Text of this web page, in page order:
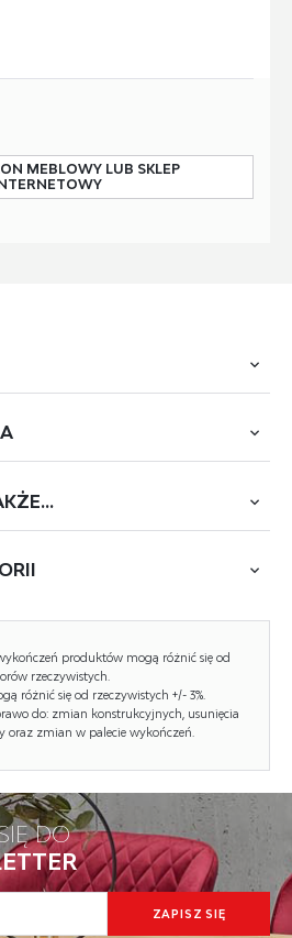
MEBLOWY LUB SKLEP
/ drewno lite, kolor: popielaty -
160
tapicerowane
NIE
160x200cm
tkanina velvet, tkanina velvet
BLUVEL
216
produktów mogą różnić się od
rzeczywistych.
różnić się od rzeczywistych +/- 3%.
do: zmian konstrukcyjnych, usunięcia
oraz zmian w palecie wykończeń.
łóżko, jasny popielaty
LOZ
biały...
DO